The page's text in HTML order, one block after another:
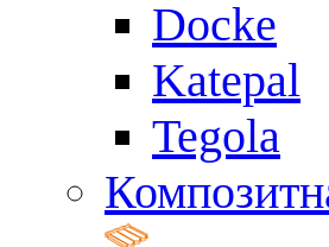
Docke
Katepal
Tegola